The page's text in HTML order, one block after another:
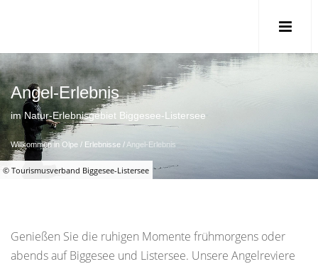
© Tourismusverband Biggesee-Listersee
Angel-Erlebnis
im Natur-Erlebnisgebiet Biggesee-Listersee
Willkommen in Olpe / Erlebnisse / Angel-Erlebnis
Genießen Sie die ruhigen Momente frühmorgens oder
abends auf Biggesee und Listersee. Unsere Angelreviere